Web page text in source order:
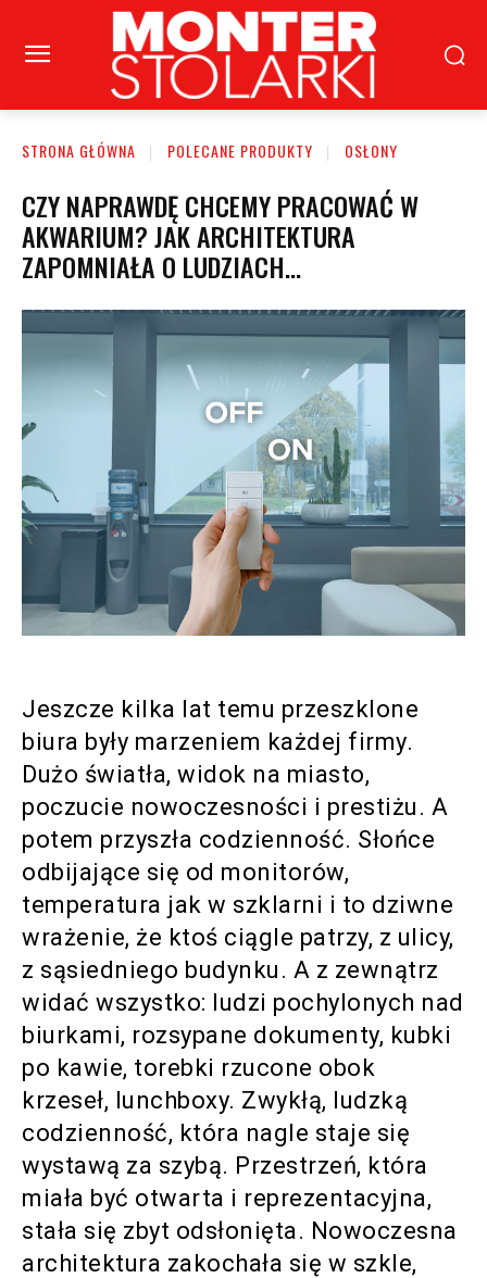
STRONA GŁÓWNA POLECANE PRODUKTY OSŁONY
CZY NAPRAWDĘ CHCEMY PRACOWAĆ W
AKWARIUM? JAK ARCHITEKTURA
ZAPOMNIAŁA O LUDZIACH…
Jeszcze kilka lat temu przeszklone
biura były marzeniem każdej firmy.
Dużo światła, widok na miasto,
poczucie nowoczesności i prestiżu. A
potem przyszła codzienność. Słońce
odbijające się od monitorów,
temperatura jak w szklarni i to dziwne
wrażenie, że ktoś ciągle patrzy, z ulicy,
z sąsiedniego budynku. A z zewnątrz
widać wszystko: ludzi pochylonych nad
biurkami, rozsypane dokumenty, kubki
po kawie, torebki rzucone obok
krzeseł, lunchboxy. Zwykłą, ludzką
codzienność, która nagle staje się
wystawą za szybą. Przestrzeń, która
miała być otwarta i reprezentacyjna,
stała się zbyt odsłonięta. Nowoczesna
architektura zakochała się w szkle,